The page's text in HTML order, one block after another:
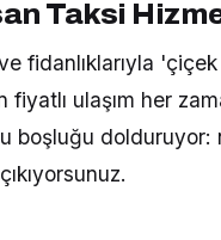
Taksi
fidanlıklarıyla
fiyatlı ulaşım her
boşluğu